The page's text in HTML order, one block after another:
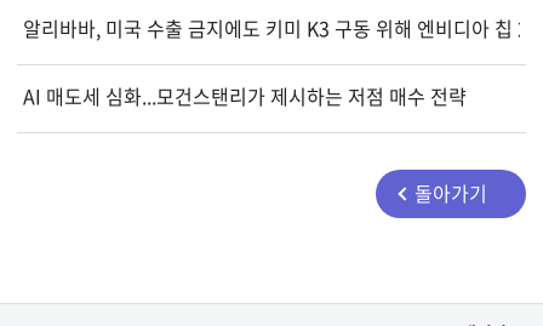
알리바바, 미국 수출 금지에도 키미 K3 구동 위해 엔비디아 칩 2
AI 매도세 심화...모건스탠리가 제시하는 저점 매수 전략
돌아가기